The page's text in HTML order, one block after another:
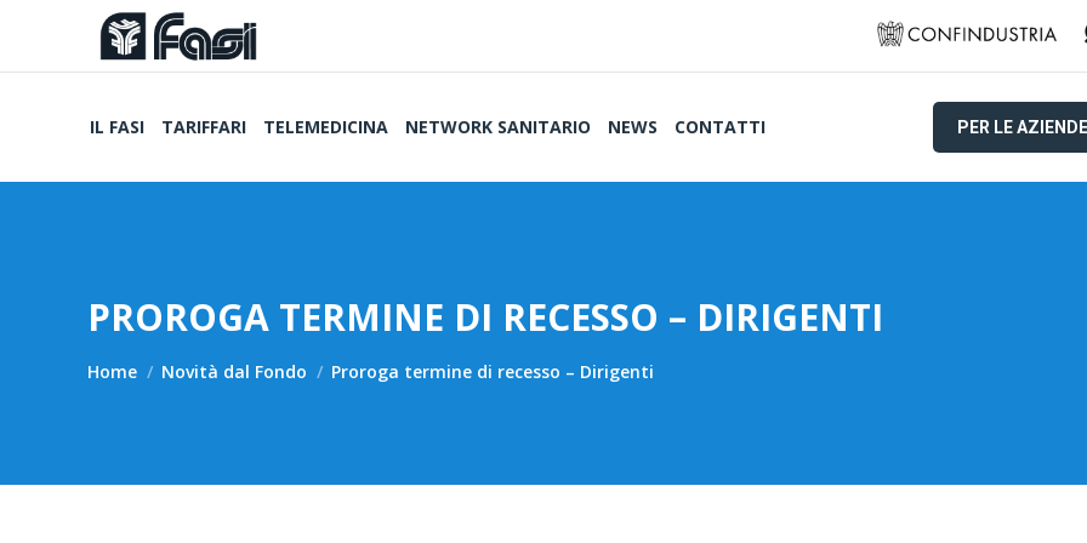
IL FASI TARIFFARI TELEMEDICINA NETWORK SANITARIO NEWS CONTATTI PER LE AZIENDE
PROROGA TERMINE DI RECESSO – DIRIGENTI
Tu sei qui:
Home Novità dal Fondo Proroga termine di recesso – Dirigenti